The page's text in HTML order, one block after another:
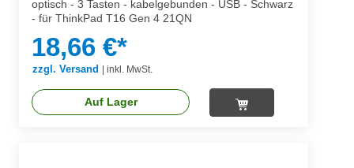
optisch - 3 Tasten - kabelgebunden - USB - Schwarz
- für ThinkPad T16 Gen 4 21QN
18,66 €*
zzgl. Versand | inkl. MwSt.
Auf Lager